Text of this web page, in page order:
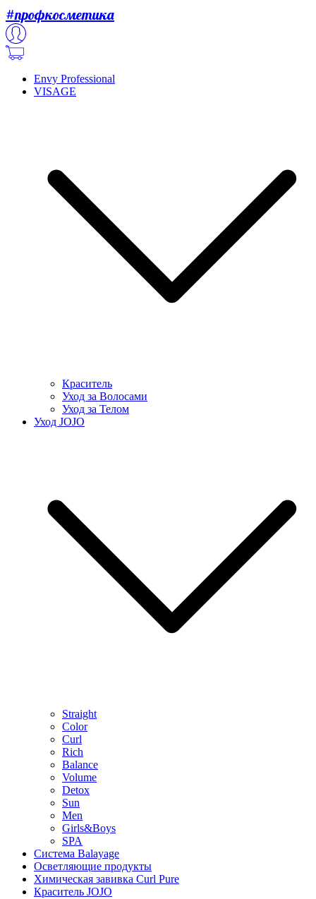
#профкосметика
Envy Professional
VISAGE
Краситель
Уход за Волосами
Уход за Телом
Уход JOJO
Straight
Color
Curl
Rich
Balance
Volume
Detox
Sun
Men
Girls&Boys
SPA
Система Balayage
Осветляющие продукты
Химическая завивка Curl Pure
Краситель JOJO